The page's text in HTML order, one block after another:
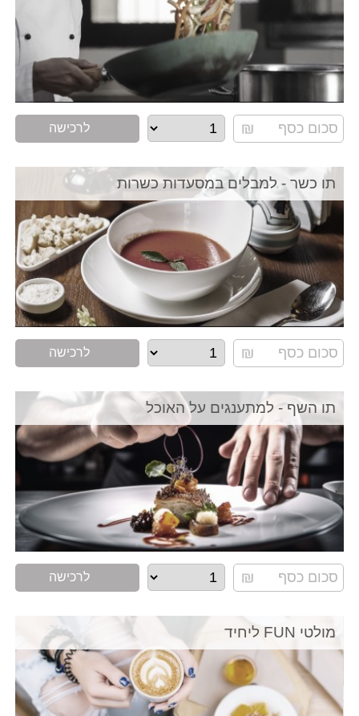
לרכישה
תו כשר - למבלים במסעדות כשרות
לרכישה
תו השף - למתענגים על האוכל
לרכישה
מולטי FUN ליחיד